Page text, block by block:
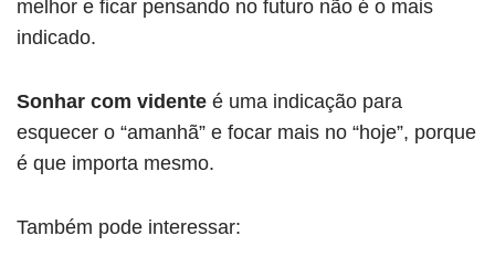
melhor e ficar pensando no futuro não é o mais
indicado.
Sonhar com vidente é uma indicação para
esquecer o “amanhã” e focar mais no “hoje”, porque
é que importa mesmo.
Também pode interessar: